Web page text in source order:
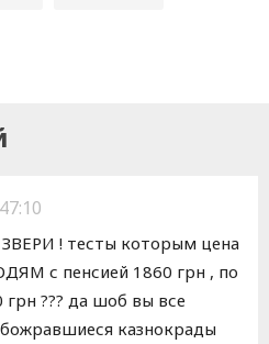
! тесты которым цена
с пенсией 1860 грн , по
??? да шоб вы все
казнокрады